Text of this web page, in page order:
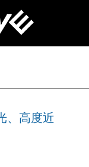
、高度近